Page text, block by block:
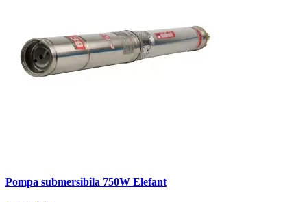
Pompa submersibila 750W Elefant